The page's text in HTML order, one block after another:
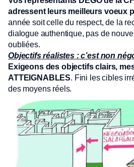
adressent leurs meilleurs voeux
année soit celle du respect, de la
dialogue authentique, pas de
oubliées.
Objectifs réalistes : c’est non
Exigeons des objectifs clairs,
ATTEIGNABLES. Fini les cibles
des moyens réels.